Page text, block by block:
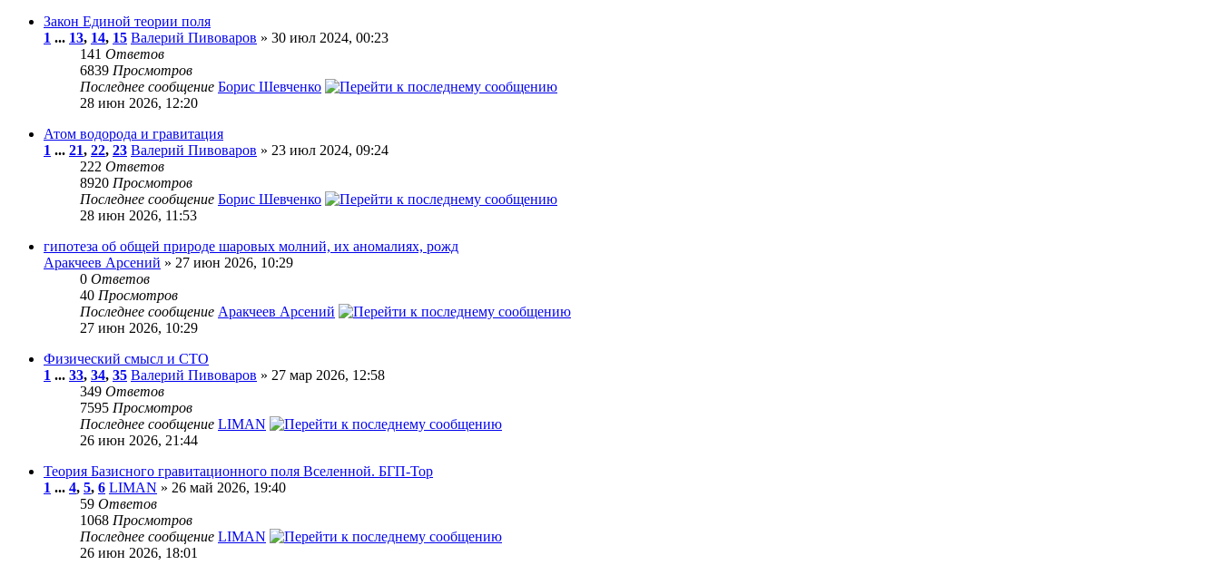
Закон Единой теории поля
1 ... 13, 14, 15 Валерий Пивоваров » 30 июл 2024, 00:23
141 Ответов
6839 Просмотров
Последнее сообщение Борис Шевченко
28 июн 2026, 12:20
Атом водорода и гравитация
1 ... 21, 22, 23 Валерий Пивоваров » 23 июл 2024, 09:24
222 Ответов
8920 Просмотров
Последнее сообщение Борис Шевченко
28 июн 2026, 11:53
гипотеза об общей природе шаровых молний, их аномалиях, рожд
Аракчеев Арсений » 27 июн 2026, 10:29
0 Ответов
40 Просмотров
Последнее сообщение Аракчеев Арсений
27 июн 2026, 10:29
Физический смысл и СТО
1 ... 33, 34, 35 Валерий Пивоваров » 27 мар 2026, 12:58
349 Ответов
7595 Просмотров
Последнее сообщение LIMAN
26 июн 2026, 21:44
Теория Базисного гравитационного поля Вселенной. БГП-Тор
1 ... 4, 5, 6 LIMAN » 26 май 2026, 19:40
59 Ответов
1068 Просмотров
Последнее сообщение LIMAN
26 июн 2026, 18:01